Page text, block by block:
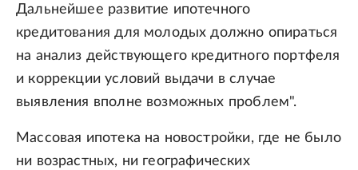
Дальнейшее развитие ипотечного
кредитования для молодых должно опираться
на анализ действующего кредитного портфеля
и коррекции условий выдачи в случае
выявления вполне возможных проблем".
Массовая ипотека на новостройки, где не было
ни возрастных, ни географических